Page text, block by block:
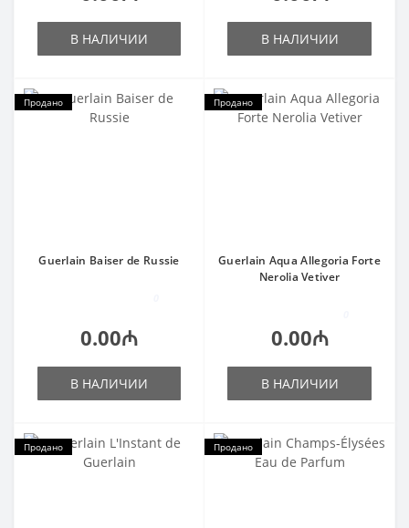
В НАЛИЧИИ В НАЛИЧИИ
Продано
Guerlain Baiser de Russie
0.00₼
В НАЛИЧИИ
Продано
Guerlain Aqua Allegoria Forte
Nerolia Vetiver
0.00₼
В НАЛИЧИИ
Продано Продано